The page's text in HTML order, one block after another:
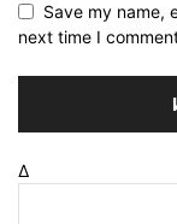
Save my name,
next time I
Δ